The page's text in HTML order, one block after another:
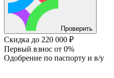
Проверить
Скидка до 220 000 ₽
Первый взнос от 0%
Одобрение по паспорту и в/у